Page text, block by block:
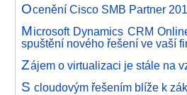
Ocenění Cisco SMB Partner
Microsoft Dynamics CRM
spuštění nového řešení ve vaší
Zájem o virtualizaci je stále na
S cloudovým řešením blíže k